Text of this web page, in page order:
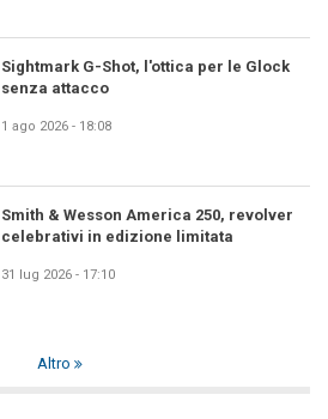
Sightmark G-Shot, l'ottica per le Glock
senza attacco
1 ago 2026 - 18:08
Smith & Wesson America 250, revolver
celebrativi in edizione limitata
31 lug 2026 - 17:10
Altro